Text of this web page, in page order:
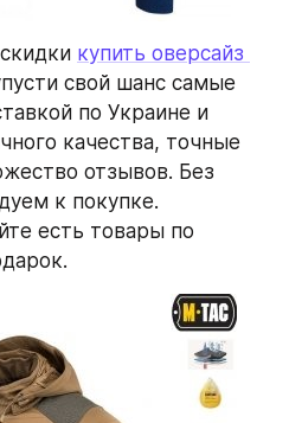
купить оверсайз
свой шанс самые
по Украине и
качества, точные
отзывов. Без
к покупке.
есть товары по